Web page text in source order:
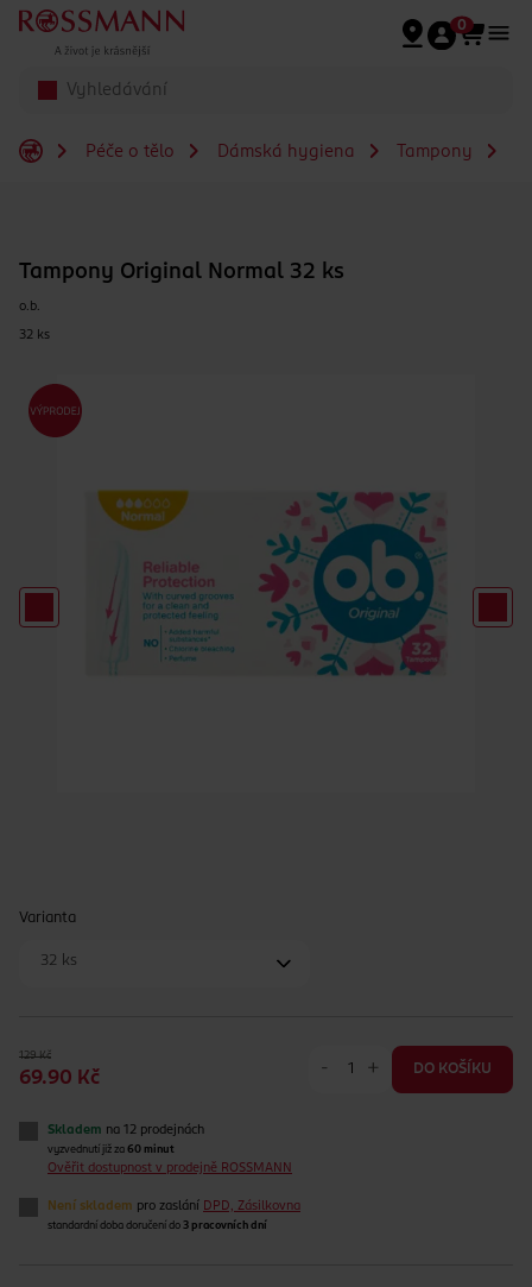
Přeskočit na hlavmní obsah
0
Péče o tělo Dámská hygiena Tampony
Tampony Original Normal 32 ks
o.b.
32 ks
Varianta
32 ks
129 Kč
69.90 Kč
- + DO KOŠÍKU
Skladem na 12 prodejnách
vyzvednutí již za 60 minut
Ověřit dostupnost v prodejně ROSSMANN
Není skladem pro zaslání DPD, Zásilkovna
standardní doba doručení do 3 pracovních dní